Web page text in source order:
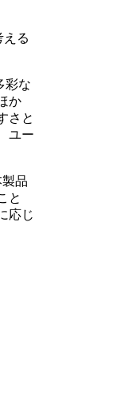
る
彩な
か
さと
ユー
品
と
応じ